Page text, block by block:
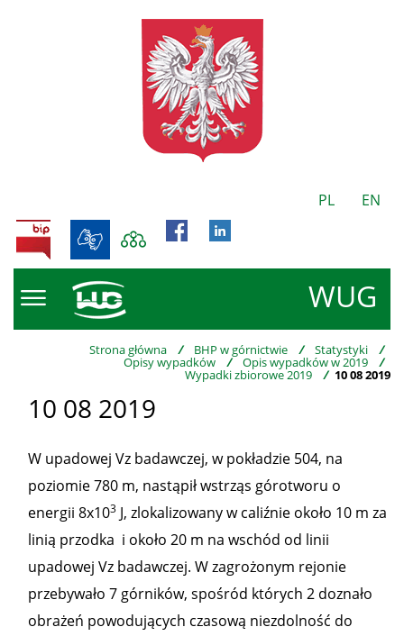
PL EN
WUG
BIP
Strona główna / BHP w górnictwie / Statystyki /
Opisy wypadków / Opis wypadków w 2019 /
Wypadki zbiorowe 2019 / 10 08 2019
10 08 2019
W upadowej Vz badawczej, w pokładzie 504, na
poziomie 780 m, nastąpił wstrząs górotworu o
energii 8x103 J, zlokalizowany w caliźnie około 10 m za
linią przodka i około 20 m na wschód od linii
upadowej Vz badawczej. W zagrożonym rejonie
przebywało 7 górników, spośród których 2 doznało
obrażeń powodujących czasową niezdolność do